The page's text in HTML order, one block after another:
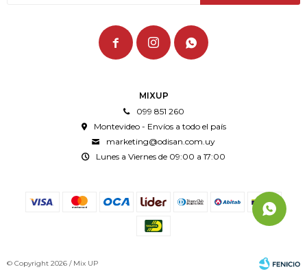
MIXUP
099 851 260
Montevideo - Envíos a todo el país
marketing@odisan.com.uy
Lunes a Viernes de 09:00 a 17:00
  
© Copyright 2026 / Mix UP